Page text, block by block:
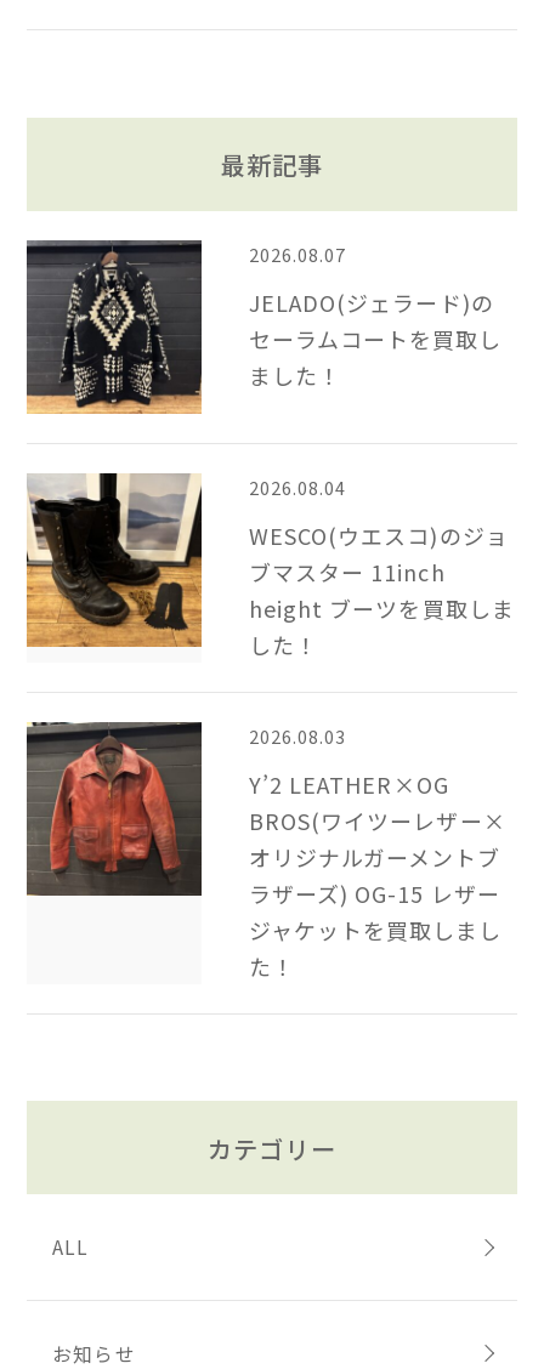
最新記事
2026.08.07
JELADO(ジェラード)の
セーラムコートを買取し
ました！
2026.08.04
WESCO(ウエスコ)のジョ
ブマスター 11inch
height ブーツを買取しま
した！
2026.08.03
Y’2 LEATHER×OG
BROS(ワイツーレザー×
オリジナルガーメントブ
ラザーズ) OG-15 レザー
ジャケットを買取しまし
た！
カテゴリー
ALL
お知らせ